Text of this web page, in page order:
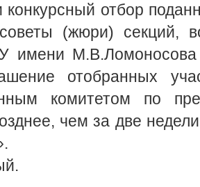
конкурсный отбор
(жюри) секций,
имени М.В.Ломоносова
отобранных
комитетом по
чем за две